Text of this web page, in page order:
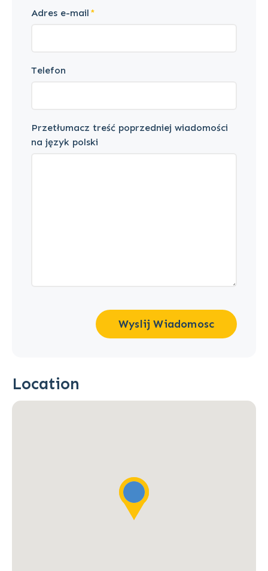
Adres e-mail
Telefon
Przetłumacz treść poprzedniej wiadomości
na język polski
Wyslij Wiadomosc
Location